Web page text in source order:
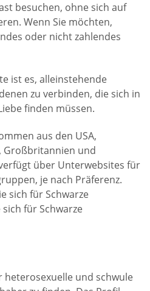
besuchen, ohne sich auf
Wenn Sie möchten,
oder nicht zahlendes
ist es, alleinstehende
zu verbinden, die sich in
finden müssen.
aus den USA,
Großbritannien und
über Unterwebsites für
je nach Präferenz.
sich für Schwarze
für Schwarze
heterosexuelle und schwule